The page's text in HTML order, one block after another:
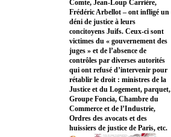
Comte, Jean-Loup Carrière,
Frédéric Arbellot – ont infligé un
déni de justice à leurs
concitoyens Juifs. Ceux-ci sont
victimes du « gouvernement des
juges » et de l’absence de
contrôles par diverses autorités
qui ont refusé d’intervenir pour
rétablir le droit : ministres de la
Justice et du Logement, parquet,
Groupe Foncia, Chambre du
Commerce et de l’Industrie,
Ordres des avocats et des
huissiers de justice de Paris, etc.